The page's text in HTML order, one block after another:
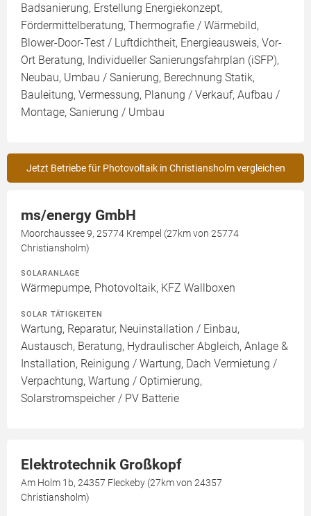
Badsanierung, Erstellung Energiekonzept,
Fördermittelberatung, Thermografie / Wärmebild,
Blower-Door-Test / Luftdichtheit, Energieausweis, Vor-
Ort Beratung, Individueller Sanierungsfahrplan (iSFP),
Neubau, Umbau / Sanierung, Berechnung Statik,
Bauleitung, Vermessung, Planung / Verkauf, Aufbau /
Montage, Sanierung / Umbau
Jetzt Betriebe für Photovoltaik in Christiansholm vergleichen
ms/energy GmbH
Moorchaussee 9, 25774 Krempel (27km von 25774
Christiansholm)
SOLARANLAGE
Wärmepumpe, Photovoltaik, KFZ Wallboxen
SOLAR TÄTIGKEITEN
Wartung, Reparatur, Neuinstallation / Einbau,
Austausch, Beratung, Hydraulischer Abgleich, Anlage &
Installation, Reinigung / Wartung, Dach Vermietung /
Verpachtung, Wartung / Optimierung,
Solarstromspeicher / PV Batterie
Elektrotechnik Großkopf
Am Holm 1b, 24357 Fleckeby (27km von 24357
Christiansholm)